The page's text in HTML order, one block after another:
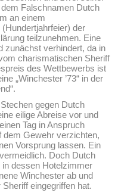
Falschnamen Dutch
an einem
der
teilzunehmen. Eine
zunächst verhindert, da in
charismatischen Sheriff
des Wettbewerbs ist
„Winchester ’73“ in der
gegen Dutch
eilige Abreise vor und
Tag in Anspruch
dem Gewehr verzichten,
Vorsprung lassen. Ein
Doch Dutch
dessen Hotelzimmer
Winchester ab und
eingegriffen hat.